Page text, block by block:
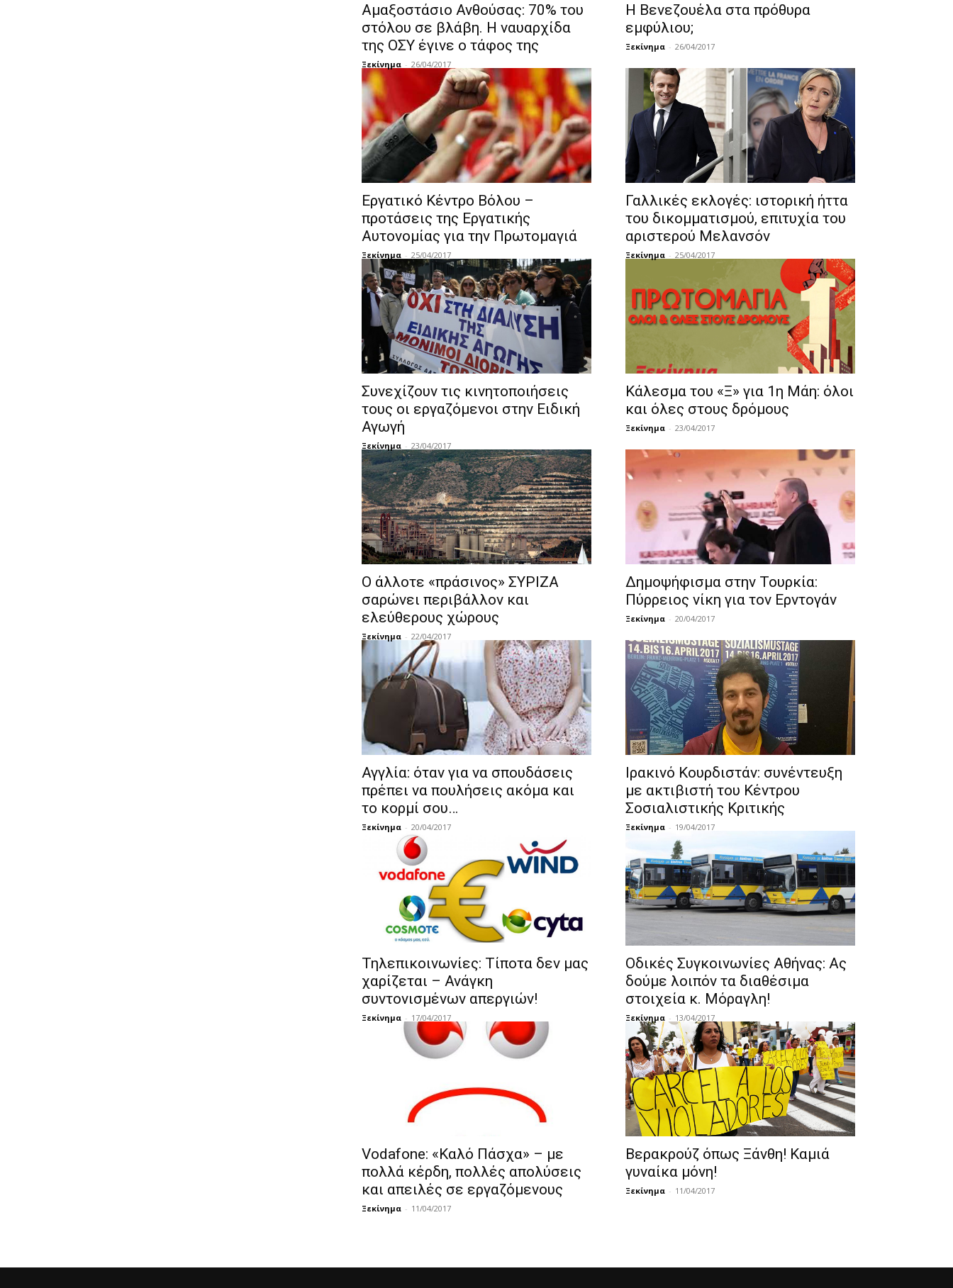
Αμαξοστάσιο Ανθούσας: 70% του
στόλου σε βλάβη. Η ναυαρχίδα
της ΟΣΥ έγινε ο τάφος της
Ξεκίνημα - 26/04/2017
Η Βενεζουέλα στα πρόθυρα
εμφύλιου;
Ξεκίνημα - 26/04/2017
Εργατικό Κέντρο Βόλου –
προτάσεις της Εργατικής
Αυτονομίας για την Πρωτομαγιά
Ξεκίνημα - 25/04/2017
Γαλλικές εκλογές: ιστορική ήττα
του δικομματισμού, επιτυχία του
αριστερού Μελανσόν
Ξεκίνημα - 25/04/2017
Συνεχίζουν τις κινητοποιήσεις
τους οι εργαζόμενοι στην Ειδική
Αγωγή
Ξεκίνημα - 23/04/2017
Κάλεσμα του «Ξ» για 1η Μάη: όλοι
και όλες στους δρόμους
Ξεκίνημα - 23/04/2017
Ο άλλοτε «πράσινος» ΣΥΡΙΖΑ
σαρώνει περιβάλλον και
ελεύθερους χώρους
Ξεκίνημα - 22/04/2017
Δημοψήφισμα στην Τουρκία:
Πύρρειος νίκη για τον Ερντογάν
Ξεκίνημα - 20/04/2017
Αγγλία: όταν για να σπουδάσεις
πρέπει να πουλήσεις ακόμα και
το κορμί σου…
Ξεκίνημα - 20/04/2017
Ιρακινό Κουρδιστάν: συνέντευξη
με ακτιβιστή του Κέντρου
Σοσιαλιστικής Κριτικής
Ξεκίνημα - 19/04/2017
Τηλεπικοινωνίες: Τίποτα δεν μας
χαρίζεται – Ανάγκη
συντονισμένων απεργιών!
Ξεκίνημα - 17/04/2017
Οδικές Συγκοινωνίες Αθήνας: Ας
δούμε λοιπόν τα διαθέσιμα
στοιχεία κ. Μόραγλη!
Ξεκίνημα - 13/04/2017
Vodafone: «Καλό Πάσχα» – με
πολλά κέρδη, πολλές απολύσεις
και απειλές σε εργαζόμενους
Ξεκίνημα - 11/04/2017
Βερακρούζ όπως Ξάνθη! Καμιά
γυναίκα μόνη!
Ξεκίνημα - 11/04/2017